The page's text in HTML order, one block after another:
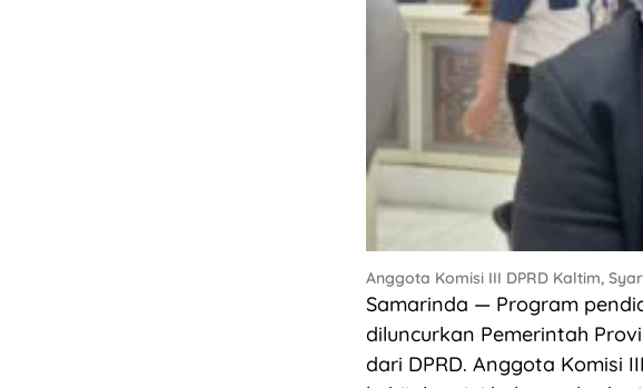
Anggota Komisi III DPRD Kaltim,
Samarinda — Program
diluncurkan Pemerintah
dari DPRD. Anggota Komisi